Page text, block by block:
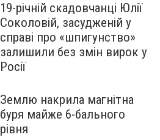
19-річній скадовчанці Юлії
Соколовій, засудженій у
справі про «шпигунство»
залишили без змін вирок у
Росії
Землю накрила магнітна
буря майже 6-бального
рівня